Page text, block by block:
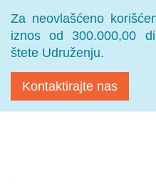
Za neovlašćeno
iznos od 300.000,00
štete Udruženju.
Kontaktirajte nas